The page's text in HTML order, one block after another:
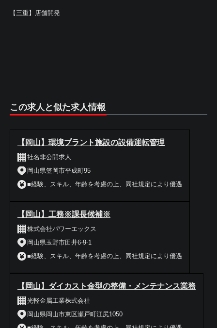
【三重】店舗開発
この求人と似た求人情報
【岡山】環境プラント施設の設備運転管理
社名非公開求人
岡山県笠岡市平成町95
■経験、スキル、年齢を考慮の上、同社規定により優遇
【岡山】工務※課長候補※
株式会社パワーエックス
岡山県玉野市田井6-9-1
■経験、スキル、年齢を考慮の上、同社規定により優遇
【岡山】ダイカスト金型の整備・メンテナンス業務
光軽金属工業株式会社
岡山県岡山市東区瀬戸町江尻1050